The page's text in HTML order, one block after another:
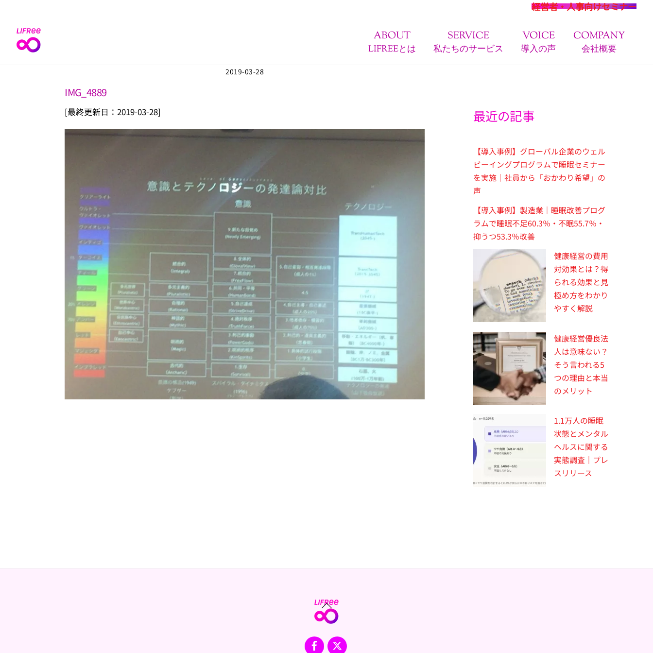
content
経営者・人事向けセミナー
ABOUT
LIFREEとは
SERVICE
私たちのサービス
VOICE
導入の声
COMPANY
会社概要
2019-03-28
IMG_4889
[最終更新日：2019-03-28] 最近の記事
【導入事例】グローバル企業のウェル
ビーイングプログラムで睡眠セミナー
を実施｜社員から「おかわり希望」の
声
【導入事例】製造業｜睡眠改善プログ
ラムで睡眠不足60.3％・不眠55.7％・
抑うつ53.3％改善
健康経営の費用
対効果とは？得
られる効果と見
極め方をわかり
やすく解説
健康経営優良法
人は意味ない？
そう言われる5
つの理由と本当
のメリット
1.1万人の睡眠
状態とメンタル
ヘルスに関する
実態調査｜プレ
スリリース
Back
To
Facebook
X